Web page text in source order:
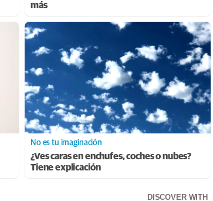
más
No es tu imaginación
¿Ves caras en enchufes, coches o nubes?
Tiene explicación
DISCOVER WITH